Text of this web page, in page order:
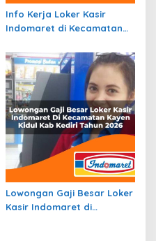
Info Kerja Loker Kasir
Indomaret di Kecamatan
Tahun 2026
Lowongan Gaji Besar Loker
Kasir Indomaret di